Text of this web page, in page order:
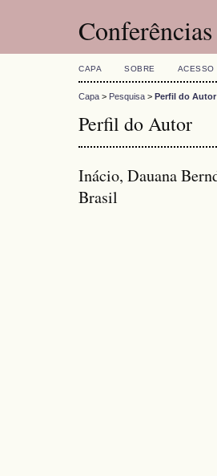
CAPA SOBRE ACESSO
Capa > Pesquisa > Perfil do Autor
Perfil do Autor
Inácio, Dauana
Brasil